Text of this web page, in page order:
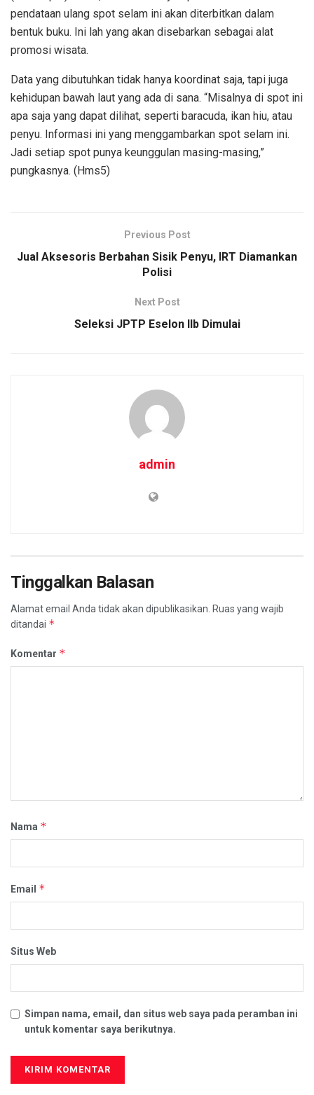
pendataan ulang spot selam ini akan diterbitkan dalam
bentuk buku. Ini lah yang akan disebarkan sebagai alat
promosi wisata.
Data yang dibutuhkan tidak hanya koordinat saja, tapi juga
kehidupan bawah laut yang ada di sana. “Misalnya di spot ini
apa saja yang dapat dilihat, seperti baracuda, ikan hiu, atau
penyu. Informasi ini yang menggambarkan spot selam ini.
Jadi setiap spot punya keunggulan masing-masing,”
pungkasnya. (Hms5)
Previous Post
Jual Aksesoris Berbahan Sisik Penyu, IRT Diamankan
Polisi
Next Post
Seleksi JPTP Eselon IIb Dimulai
admin
Tinggalkan Balasan
Alamat email Anda tidak akan dipublikasikan. Ruas yang wajib
ditandai *
Komentar *
Nama *
Email *
Situs Web
Simpan nama, email, dan situs web saya pada peramban ini
untuk komentar saya berikutnya.